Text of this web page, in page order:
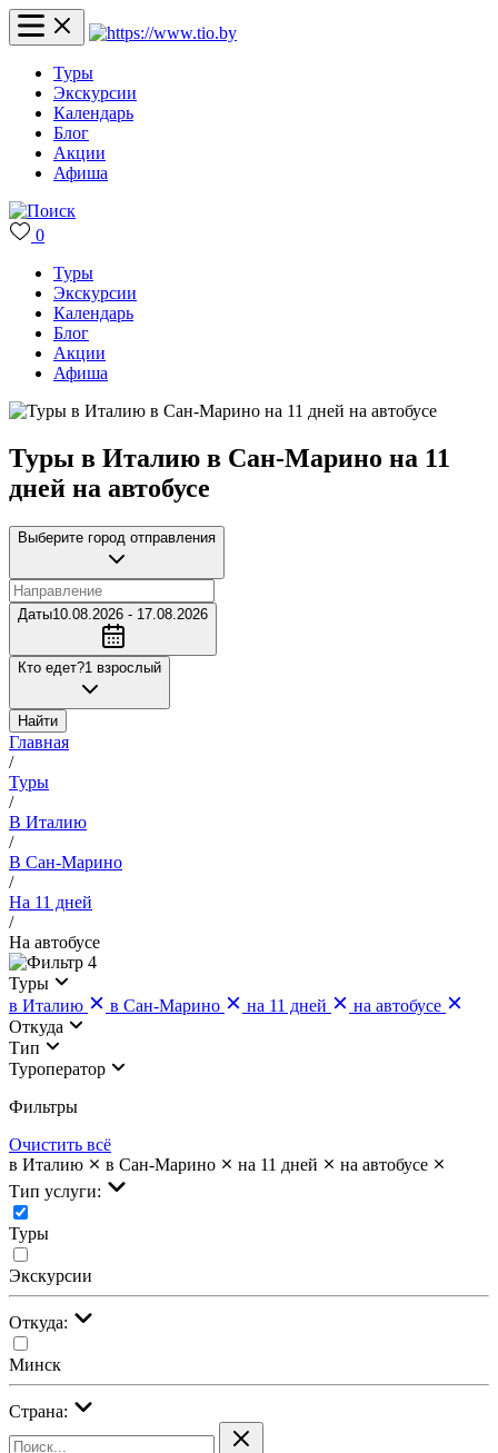
Туры
Экскурсии
Календарь
Блог
Акции
Афиша
0
Туры
Экскурсии
Календарь
Блог
Акции
Афиша
Туры в Италию в Сан-Марино на 11
дней на автобусе
Выберите город отправления
Даты10.08.2026 - 17.08.2026
Кто едет?1 взрослый
Найти
Главная
/
Туры
/
В Италию
/
В Сан-Марино
/
На 11 дней
/
На автобусе
4
Туры
в Италию
в Сан-Марино на 11 дней
на автобусе
Откуда
Тип
Туроператор
Фильтры
Очистить всё
в Италию
в Сан-Марино на 11 дней
на автобусе
Тип услуги:
Туры
Экскурсии
Откуда:
Минск
Страна: